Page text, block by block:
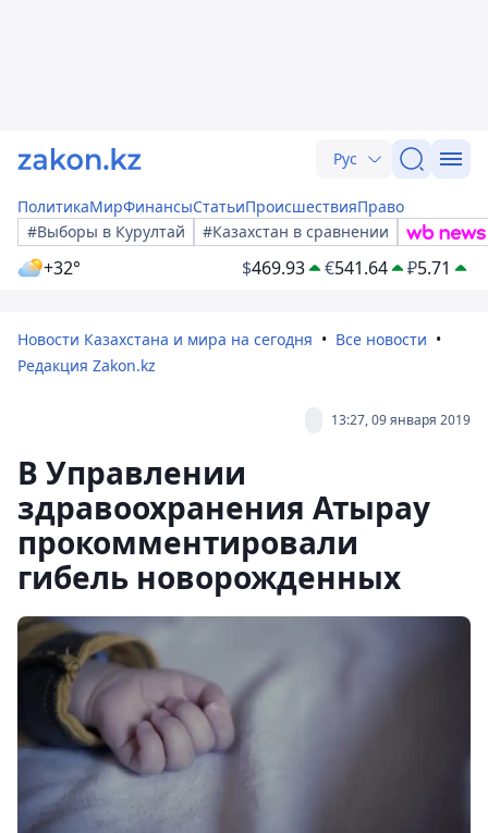
Рус
ПолитикаМирФинансыСтатьиПроисшествияПраво
#Выборы в Курултай
#Казахстан в сравнении
+32° $469.93 €541.64 ₽5.71
Новости Казахстана и мира на сегодня
Все новости
Редакция Zakon.kz
13:27, 09 января 2019
В Управлении
здравоохранения Атырау
прокомментировали
гибель новорожденных